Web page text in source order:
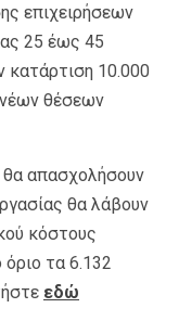
επιχειρήσεων
25 έως 45
κατάρτιση 10.000
νέων θέσεων
θα απασχολήσουν
θα λάβουν
κόστους
τα 6.132
εδώ